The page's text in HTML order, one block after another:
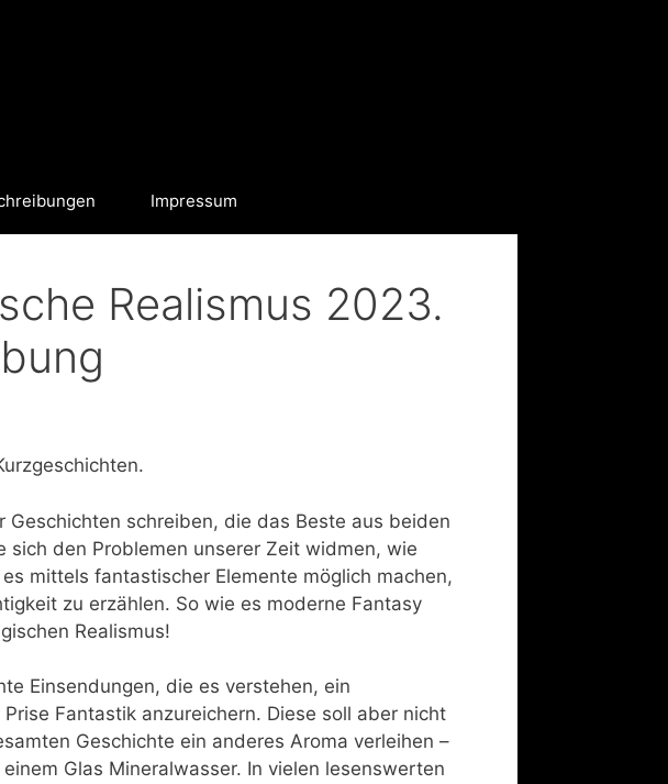
Impressum
Realismus 2023.
Geschichten schreiben, die das Beste aus beiden
sich den Problemen unserer Zeit widmen, wie
mittels fantastischer Elemente möglich machen,
zu erzählen. So wie es moderne Fantasy
Realismus!
Einsendungen, die es verstehen, ein
Fantastik anzureichern. Diese soll aber nicht
Geschichte ein anderes Aroma verleihen –
Glas Mineralwasser. In vielen lesenswerten